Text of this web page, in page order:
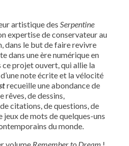
artistique des Serpentine
expertise de conservateur au
dans le but de faire revivre
dans une ère numérique en
projet ouvert, qui allie la
note écrite et la vélocité
recueille une abondance de
rêves, de dessins,
citations, de questions, de
jeux de mots de quelques-uns
du monde.